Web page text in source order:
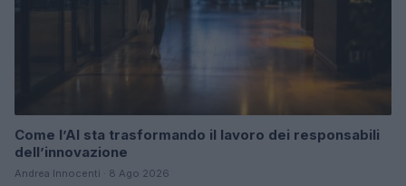
Come l’AI sta trasformando il lavoro dei responsabili
dell’innovazione
Andrea Innocenti · 8 Ago 2026